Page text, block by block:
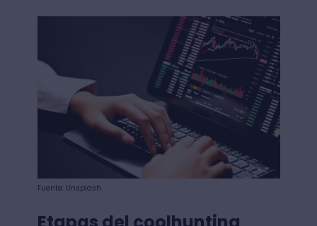
Fuente: Unsplash